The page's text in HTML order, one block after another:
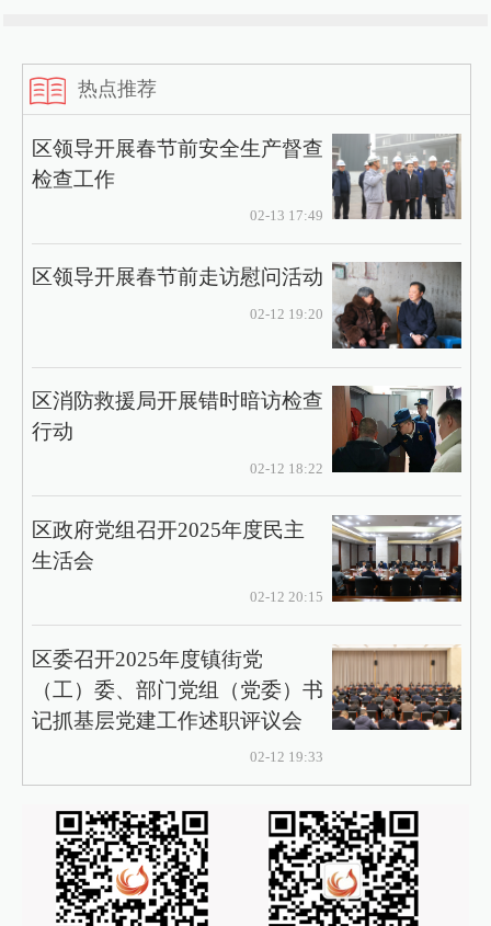
热点推荐
区领导开展春节前安全生产督查
检查工作
02-13 17:49
区领导开展春节前走访慰问活动
02-12 19:20
区消防救援局开展错时暗访检查
行动
02-12 18:22
区政府党组召开2025年度民主
生活会
02-12 20:15
区委召开2025年度镇街党
（工）委、部门党组（党委）书
记抓基层党建工作述职评议会
02-12 19:33